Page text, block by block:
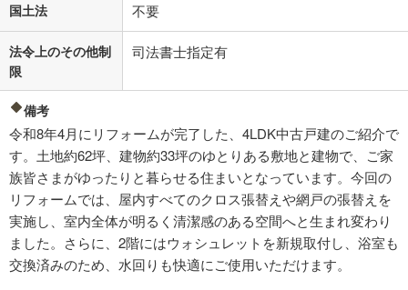
国土法 不要
法令上のその他制
限
司法書士指定有
備考
令和8年4月にリフォームが完了した、4LDK中古戸建のご紹介で
す。土地約62坪、建物約33坪のゆとりある敷地と建物で、ご家
族皆さまがゆったりと暮らせる住まいとなっています。今回の
リフォームでは、屋内すべてのクロス張替えや網戸の張替えを
実施し、室内全体が明るく清潔感のある空間へと生まれ変わり
ました。さらに、2階にはウォシュレットを新規取付し、浴室も
交換済みのため、水回りも快適にご使用いただけます。